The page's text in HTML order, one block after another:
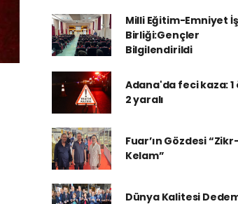
Milli Eğitim-Emniyet İş
Birliği:Gençler
Bilgilendirildi
Adana'da feci kaza: 1
2 yaralı
Fuar’ın Gözdesi
Kelam”
Dünya Kalitesi